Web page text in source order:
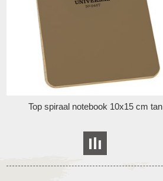
Top spiraal notebook 10x15 cm tan